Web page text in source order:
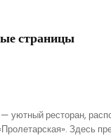
страницы
уютный ресторан,
Здесь